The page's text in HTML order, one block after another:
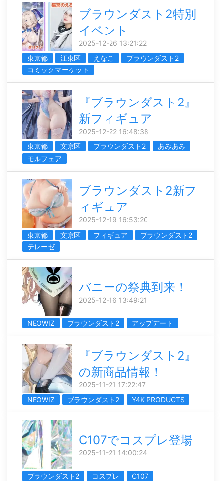
ブラウンダスト2特別
イベント
2025-12-26 13:21:22
東京都
江東区 えなこ
ブラウンダスト2
コミックマーケット
『ブラウンダスト2』
新フィギュア
2025-12-22 16:48:38
東京都
文京区 ブラウンダスト2
あみあみ
モルフェア
ブラウンダスト2新フ
ィギュア
2025-12-19 16:53:20
東京都
文京区 フィギュア
ブラウンダスト2
テレーゼ
バニーの祭典到来！
2025-12-16 13:49:21
NEOWIZ ブラウンダスト2 アップデート
『ブラウンダスト2』
の新商品情報！
2025-11-21 17:22:47
NEOWIZ
ブラウンダスト2 Y4K PRODUCTS
C107でコスプレ登場
2025-11-21 14:00:24
ブラウンダスト2 コスプレ C107